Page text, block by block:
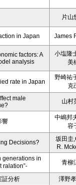
片山
in Japan James
factors: A
analysis
小塩隆
美
rate in Japan
野崎祐
克
male
山村
響
中嶋邦
容
Decisions?
坂田圭
R.
generations in
ralation”-
青柳
証分析
澤野